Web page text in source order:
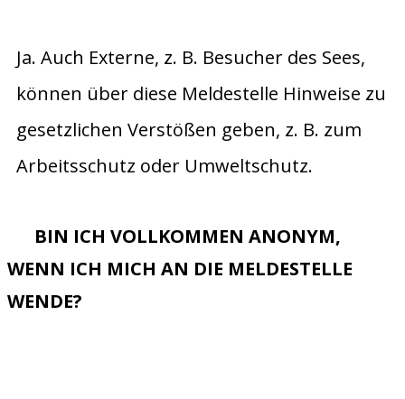
Ja. Auch Externe, z. B. Besucher des Sees,
können über diese Meldestelle Hinweise zu
gesetzlichen Verstößen geben, z. B. zum
Arbeitsschutz oder Umweltschutz.
BIN ICH VOLLKOMMEN ANONYM,
WENN ICH MICH AN DIE MELDESTELLE
WENDE?